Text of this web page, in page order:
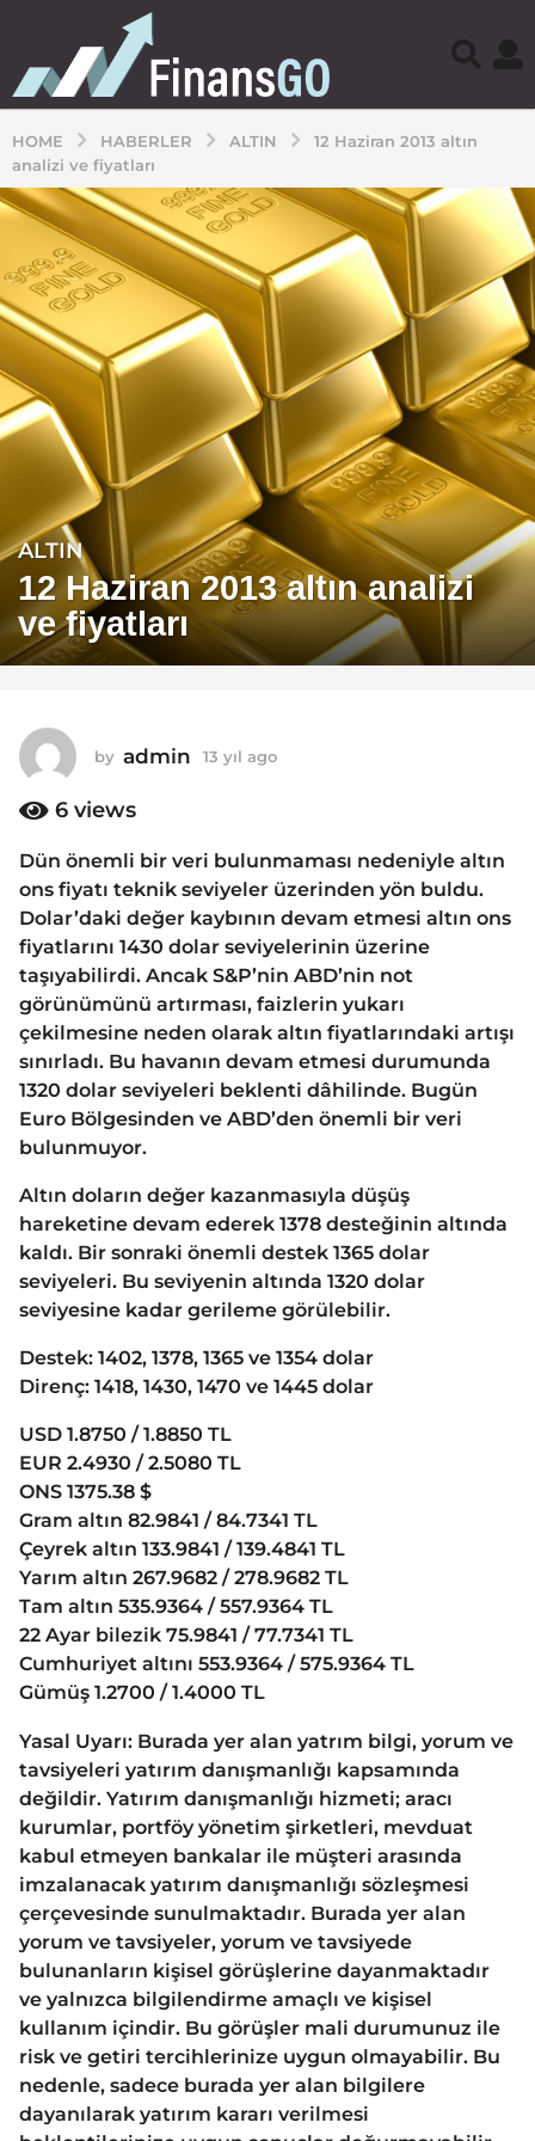
HOME HABERLER ALTIN
12 Haziran 2013 altın
analizi ve fiyatları
1
3
y
ı
l
o
1
3
ı
l
a
g
o
ALTIN
12 Haziran 2013 altın analizi
ve fiyatları
by admin 13 yıl ago
a
g
o
6 views
Dün önemli bir veri bulunmaması nedeniyle altın
ons fiyatı teknik seviyeler üzerinden yön buldu.
Dolar’daki değer kaybının devam etmesi altın ons
fiyatlarını 1430 dolar seviyelerinin üzerine
taşıyabilirdi. Ancak S&P’nin ABD’nin not
görünümünü artırması, faizlerin yukarı
çekilmesine neden olarak altın fiyatlarındaki artışı
sınırladı. Bu havanın devam etmesi durumunda
1320 dolar seviyeleri beklenti dâhilinde. Bugün
Euro Bölgesinden ve ABD’den önemli bir veri
bulunmuyor.
Altın doların değer kazanmasıyla düşüş
hareketine devam ederek 1378 desteğinin altında
kaldı. Bir sonraki önemli destek 1365 dolar
seviyeleri. Bu seviyenin altında 1320 dolar
seviyesine kadar gerileme görülebilir.
Destek: 1402, 1378, 1365 ve 1354 dolar
Direnç: 1418, 1430, 1470 ve 1445 dolar
USD 1.8750 / 1.8850 TL
EUR 2.4930 / 2.5080 TL
ONS 1375.38 $
Gram altın 82.9841 / 84.7341 TL
Çeyrek altın 133.9841 / 139.4841 TL
Yarım altın 267.9682 / 278.9682 TL
Tam altın 535.9364 / 557.9364 TL
22 Ayar bilezik 75.9841 / 77.7341 TL
Cumhuriyet altını 553.9364 / 575.9364 TL
Gümüş 1.2700 / 1.4000 TL
Yasal Uyarı: Burada yer alan yatrım bilgi, yorum ve
tavsiyeleri yatırım danışmanlığı kapsamında
değildir. Yatırım danışmanlığı hizmeti; aracı
kurumlar, portföy yönetim şirketleri, mevduat
kabul etmeyen bankalar ile müşteri arasında
imzalanacak yatırım danışmanlığı sözleşmesi
çerçevesinde sunulmaktadır. Burada yer alan
yorum ve tavsiyeler, yorum ve tavsiyede
bulunanların kişisel görüşlerine dayanmaktadır
ve yalnızca bilgilendirme amaçlı ve kişisel
kullanım içindir. Bu görüşler mali durumunuz ile
risk ve getiri tercihlerinize uygun olmayabilir. Bu
nedenle, sadece burada yer alan bilgilere
dayanılarak yatırım kararı verilmesi